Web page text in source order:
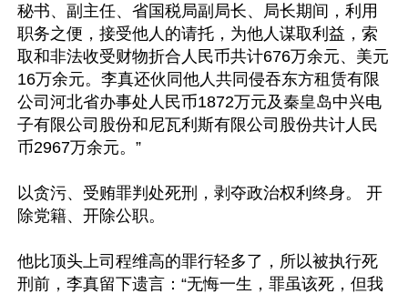
秘书、副主任、省国税局副局长、局长期间，利用
职务之便，接受他人的请托，为他人谋取利益，索
取和非法收受财物折合人民币共计676万余元、美元
16万余元。李真还伙同他人共同侵吞东方租赁有限
公司河北省办事处人民币1872万元及秦皇岛中兴电
子有限公司股份和尼瓦利斯有限公司股份共计人民
币2967万余元。”
以贪污、受贿罪判处死刑，剥夺政治权利终身。 开
除党籍、开除公职。
他比顶头上司程维高的罪行轻多了，所以被执行死
刑前，李真留下遗言：“无悔一生，罪虽该死，但我